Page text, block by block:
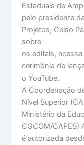
Estaduais de
pelo presidente
Projetos, Celso
sobre
os editais,
cerimônia de
o YouTube.
A Coordenação
Nível Superior
Ministério da
CGCOM/
é autorizada